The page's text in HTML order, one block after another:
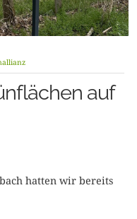
auf
hatten wir bereits